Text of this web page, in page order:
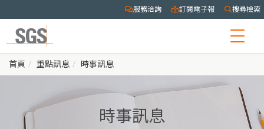
服務洽詢 訂閱電子報 搜尋檢索
首頁 重點訊息 時事訊息
時事訊息